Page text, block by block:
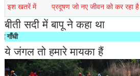
में प्रदूषण जो नए जीवन को कर रहा है विखंडित!
बीती सदी में बापू ने कहा था
ये जंगल तो हमारे मायका हैं